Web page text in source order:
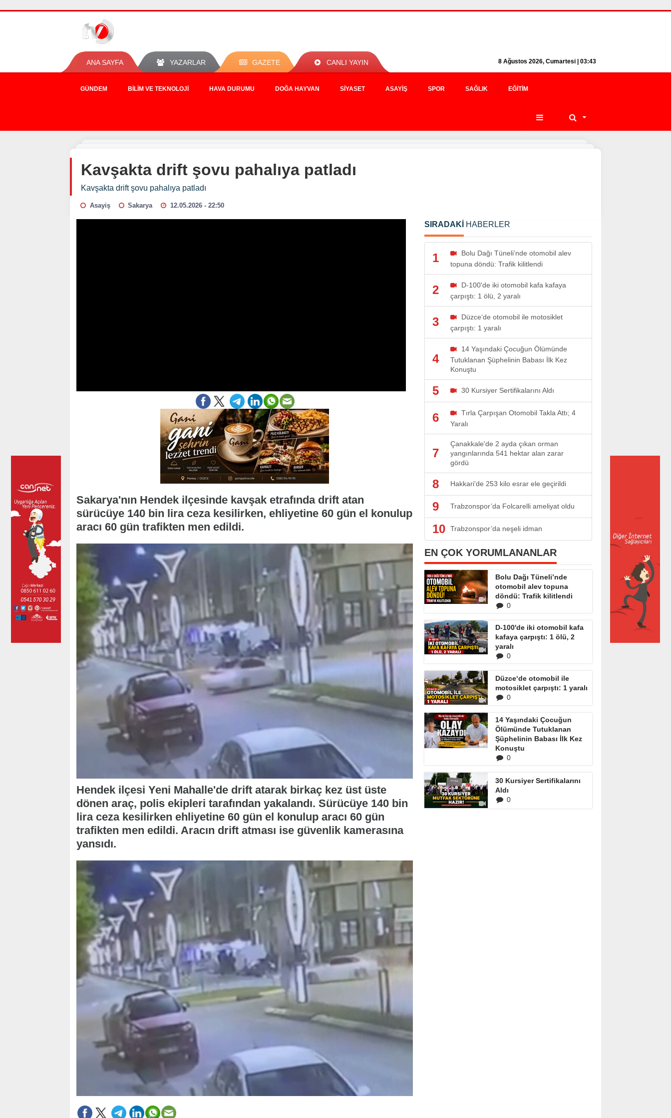
ANA SAYFA YAZARLAR GAZETE CANLI YAYIN 8 Ağustos 2026, Cumartesi | 03:43
GÜNDEM BILIM VE TEKNOLOJI HAVA DURUMU DOĞA HAYVAN SIYASET ASAYIŞ SPOR SAĞLIK EĞITIM
Kavşakta drift şovu pahalıya patladı
Kavşakta drift şovu pahalıya patladı
Asayiş Sakarya 12.05.2026 - 22:50
Sakarya'nın Hendek ilçesinde kavşak etrafında drift atan
sürücüye 140 bin lira ceza kesilirken, ehliyetine 60 gün el konulup
aracı 60 gün trafikten men edildi.
Hendek ilçesi Yeni Mahalle'de drift atarak birkaç kez üst üste
dönen araç, polis ekipleri tarafından yakalandı. Sürücüye 140 bin
lira ceza kesilirken ehliyetine 60 gün el konulup aracı 60 gün
trafikten men edildi. Aracın drift atması ise güvenlik kamerasına
yansıdı.
SIRADAKİ HABERLER
1
Bolu Dağı Tüneli’nde otomobil alev
topuna döndü: Trafik kilitlendi
2
D-100'de iki otomobil kafa kafaya
çarpıştı: 1 ölü, 2 yaralı
3
Düzce‘de otomobil ile motosiklet
çarpıştı: 1 yaralı
4
14 Yaşındaki Çocuğun Ölümünde
Tutuklanan Şüphelinin Babası İlk Kez
Konuştu
5 30 Kursiyer Sertifikalarını Aldı
6
Tırla Çarpışan Otomobil Takla Attı; 4
Yaralı
7
Çanakkale'de 2 ayda çıkan orman
yangınlarında 541 hektar alan zarar
gördü
8 Hakkari'de 253 kilo esrar ele geçirildi
9 Trabzonspor’da Folcarelli ameliyat oldu
10 Trabzonspor’da neşeli idman
EN ÇOK YORUMLANANLAR
Bolu Dağı Tüneli’nde
otomobil alev topuna
döndü: Trafik kilitlendi
0
D-100'de iki otomobil kafa
kafaya çarpıştı: 1 ölü, 2
yaralı
0
Düzce‘de otomobil ile
motosiklet çarpıştı: 1 yaralı
0
14 Yaşındaki Çocuğun
Ölümünde Tutuklanan
Şüphelinin Babası İlk Kez
Konuştu
0
30 Kursiyer Sertifikalarını
Aldı
0